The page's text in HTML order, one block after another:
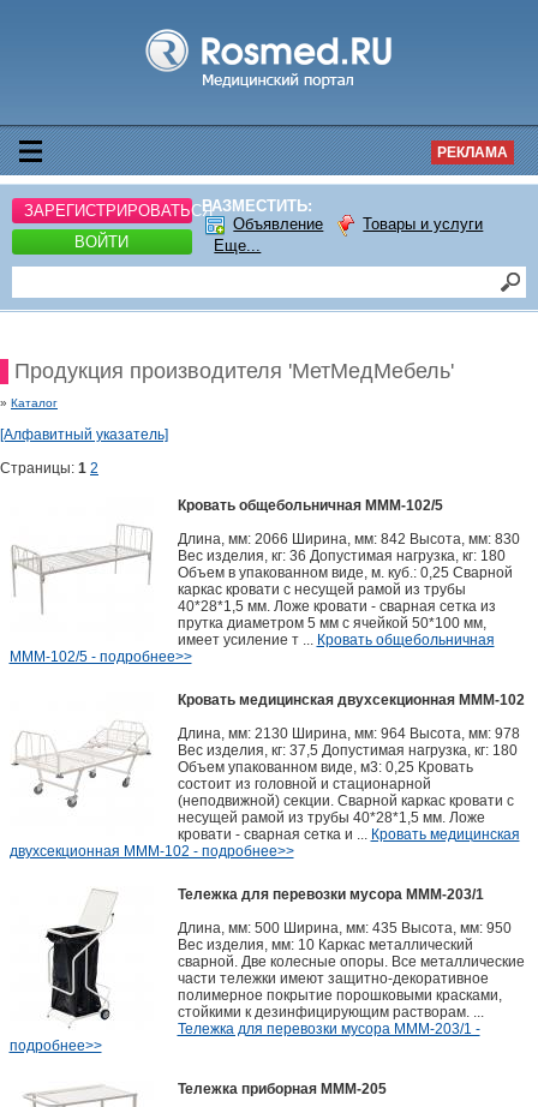
РЕКЛАМА
ЗАРЕГИСТРИРОВАТЬСЯ
ВОЙТИ
РАЗМЕСТИТЬ:
Объявление
Товары и услуги
Еще...
Продукция производителя 'МетМедМебель'
» Каталог
[Алфавитный указатель]
Страницы: 1 2
Кровать общебольничная МММ-102/5
Длина, мм: 2066 Ширина, мм: 842 Высота, мм: 830
Вес изделия, кг: 36 Допустимая нагрузка, кг: 180
Объем в упакованном виде, м. куб.: 0,25 Сварной
каркас кровати с несущей рамой из трубы
40*28*1,5 мм. Ложе кровати - сварная сетка из
прутка диаметром 5 мм с ячейкой 50*100 мм,
имеет усиление т ... Кровать общебольничная
МММ-102/5 - подробнее>>
Кровать медицинская двухсекционная МММ-102
Длина, мм: 2130 Ширина, мм: 964 Высота, мм: 978
Вес изделия, кг: 37,5 Допустимая нагрузка, кг: 180
Объем упакованном виде, м3: 0,25 Кровать
состоит из головной и стационарной
(неподвижной) секции. Сварной каркас кровати с
несущей рамой из трубы 40*28*1,5 мм. Ложе
кровати - сварная сетка и ... Кровать медицинская
двухсекционная МММ-102 - подробнее>>
Тележка для перевозки мусора МММ-203/1
Длина, мм: 500 Ширина, мм: 435 Высота, мм: 950
Вес изделия, мм: 10 Каркас металлический
сварной. Две колесные опоры. Все металлические
части тележки имеют защитно-декоративное
полимерное покрытие порошковыми красками,
стойкими к дезинфицирующим растворам. ...
Тележка для перевозки мусора МММ-203/1 -
подробнее>>
Тележка приборная МММ-205